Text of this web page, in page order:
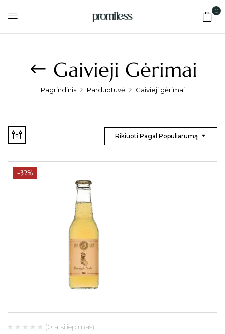
0
Gaivieji Gėrimai
Pagrindinis Parduotuvė Gaivieji gėrimai
Rikiuoti Pagal Populiarumą
-32%
(0 atsiliepimas)